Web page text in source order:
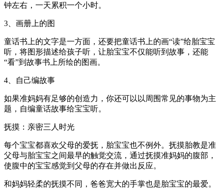
钟左右，一天累积一个小时。
3、画册上的图
童话书上的文字是一方面，还要把童话书上的画“读”给胎宝宝
听，将图形描述给孩子听，让胎宝宝不仅能听到故事，还能
“看”到故事书上所绘的图画。
4、自己编故事
如果准妈妈有足够的创造力，你还可以以周围常见的事物为主
题，自编童话故事给宝宝听。
抚摸：亲密三人时光
每个宝宝都喜欢父母的爱抚，胎宝宝也不例外。抚摸胎教是准
父母与胎宝宝之间最早的触觉交流，通过抚摸准妈妈的腹部，
使腹中的宝宝感觉到父母的存在并做出反应。
和妈妈轻柔的抚摸不同，爸爸宽大的手掌也是胎宝宝的最爱。